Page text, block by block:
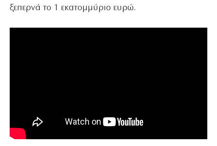
ξεπερνά το 1 εκατομμύριο ευρώ.